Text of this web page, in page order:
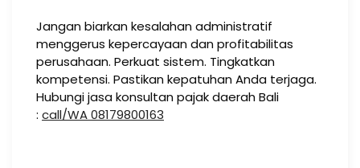
Jangan biarkan kesalahan administratif
menggerus kepercayaan dan profitabilitas
perusahaan. Perkuat sistem. Tingkatkan
kompetensi. Pastikan kepatuhan Anda terjaga.
Hubungi jasa konsultan pajak daerah Bali
: call/WA 08179800163